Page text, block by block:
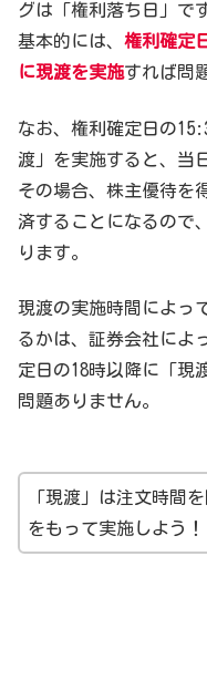
グは「権利落ち日」で
基本的には、 権利確定
に現渡を実施すれば問
なお、権利確定日の
渡」を実施すると、当
その場合、株主優待を
済することになるので
ります。
現渡の実施時間によっ
るかは、証券会社によ
定日の18時以降に「現
問題ありません。
「現渡」は注文時間
をもって実施しよう！